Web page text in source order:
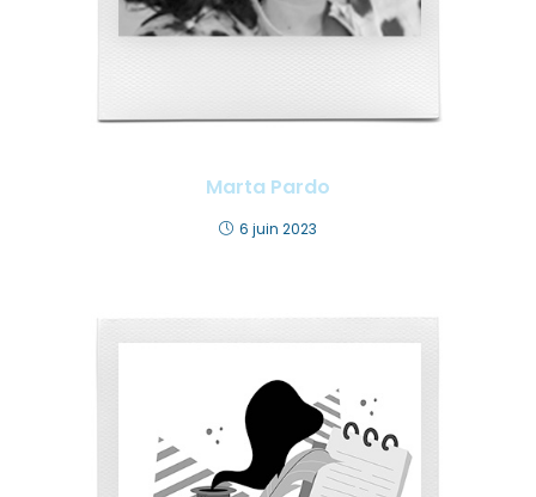
Marta Pardo
6 juin 2023